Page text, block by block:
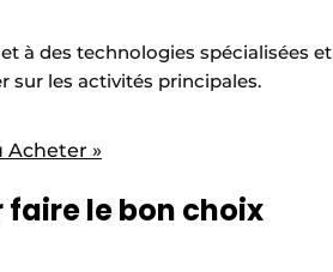
à des technologies spécialisées et
sur les activités principales.
Acheter »
le bon choix